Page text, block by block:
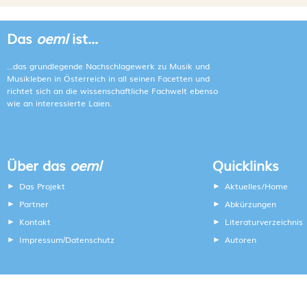
Das oemlist...
...das grundlegende Nachschlagewerk zu Musik und
Musikleben in Österreich in all seinen Facetten und
richtet sich an die wissenschaftliche Fachwelt ebenso
wie an interessierte Laien.
Über das oeml
Das Projekt
Partner
Kontakt
Impressum/Datenschutz
Quicklinks
Aktuelles/Home
Abkürzungen
Literaturverzeichnis
Autoren